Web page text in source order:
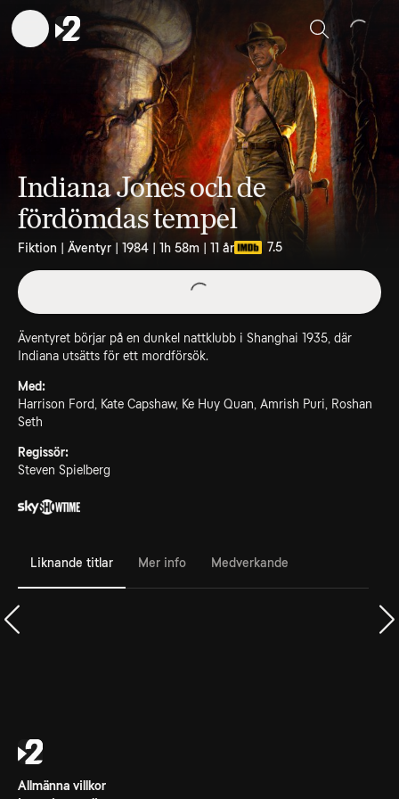
Sök
Indiana Jones och de
fördömdas tempel
Fiktion | Äventyr | 1984 | 1h 58m | 11 år 7.5
Äventyret börjar på en dunkel nattklubb i Shanghai 1935, där
Indiana utsätts för ett mordförsök.
Med:
Harrison Ford, Kate Capshaw, Ke Huy Quan, Amrish Puri, Roshan
Seth
Regissör:
Steven Spielberg
Liknande titlar Mer info Medverkande
Allmänna villkor